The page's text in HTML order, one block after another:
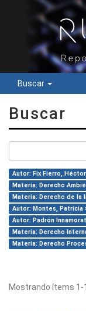
Buscar
Buscar
Autor: Fix Fierro,
Materia: Derecho
Materia: Derecho de la
Autor: Montes, Patricia
Autor: Padrón
Materia: Derecho
Materia: Derecho
Mostrando ítems 1-